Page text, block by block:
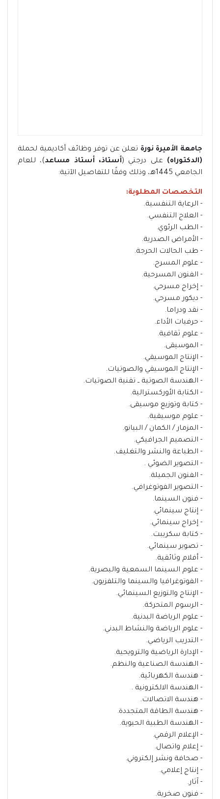
جامعة الأميرة نورة تعلن عن توفر وظائف أكاديمية لحملة
(الدكتوراه) على درجتي (أستاذ، أستاذ مساعد)، للعام
الجامعي 1445هـ، وذلك وفقًا للتفاصيل الآتية:
التخصصات المطلوبة:
- الرعاية التنفسية.
- العلاج التنفسي.
- الطب الرئوي.
- الأمراض الصدرية.
- طب الحالات الحرجة.
- علوم المسرح.
- الفنون المسرحية.
- إخراج مسرحي.
- ديكور مسرحي.
- نقد ودراما.
- حرفيات الأداء.
- علوم ثقافية.
- الموسيقى.
- الإنتاج الموسيقي.
- الإنتاج الموسيقي والصوتيات.
- الهندسة الصوتية ــ تقنية الصوتيات.
- الكتابة الأوركسترالية.
- كتابة وتوزيع موسيقى.
- علوم موسيقية.
- المزمار / الكمان / البيانو.
- التصميم الجرافيكي.
- الطباعة والنشر والتغليف.
- التصوير الضوئي .
- الفنون الجميلة.
- التصوير الفوتوغرافي.
- فنون السينما.
- إنتاج سينمائي.
- إخراج سينمائي.
- كتابة سكريبت.
- تصوير سينمائي.
- أفلام وثائقية.
- علوم السينما السمعية والبصرية.
- الفوتوغرافيا والسينما والتلفزيون.
- الإنتاج والتوزيع السينمائي.
- الرسوم المتحركة.
- علوم الرياضة البدنية.
- علوم الرياضة والنشاط البدني.
- التدريب الرياضي.
- الإدارة الرياضية والترويحية.
- الهندسة الصناعية والنظم.
- هندسة الكهربائية.
- الهندسة الالكترونية .
- هندسة الاتصالات.
- هندسة الطاقة المتجددة.
- الهندسة الطبية الحيوية.
- الإعلام الرقمي.
- إعلام واتصال.
- صحافة ونشر إلكتروني.
- إنتاج إعلامي.
- آثار.
- فنون صخرية.